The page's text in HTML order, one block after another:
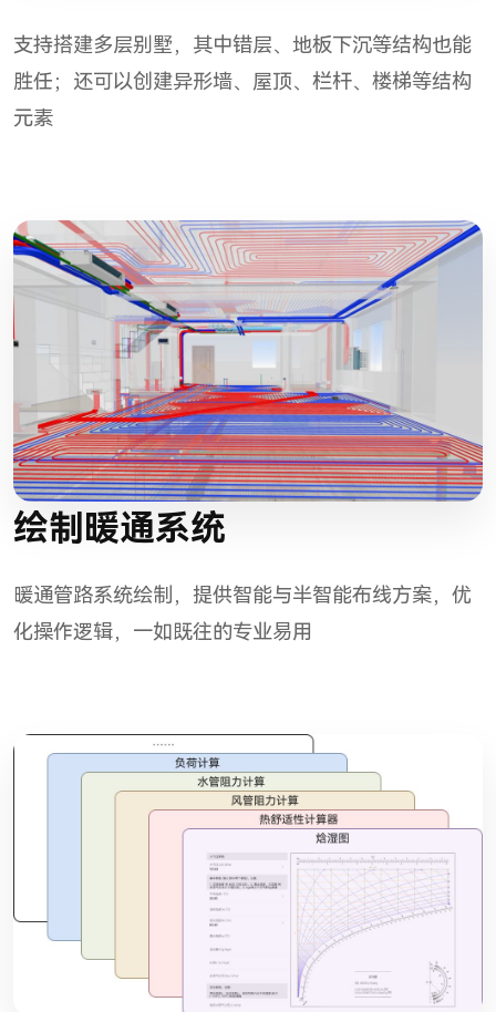
支持搭建多层别墅，其中错层、地板下沉等结构也能
胜任；还可以创建异形墙、屋顶、栏杆、楼梯等结构
元素
绘制暖通系统
暖通管路系统绘制，提供智能与半智能布线方案，优
化操作逻辑，一如既往的专业易用